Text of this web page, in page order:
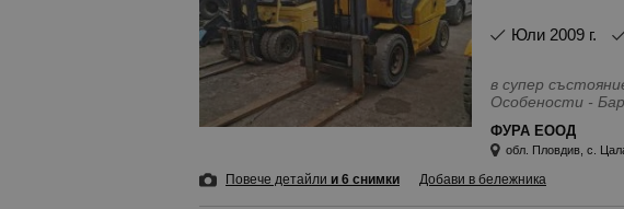
юли 2009 г.
в супер
Особености -
ФУРА ЕООД
обл. Пловдив, с.
Повече детайли и 6 снимки Добави в бележника